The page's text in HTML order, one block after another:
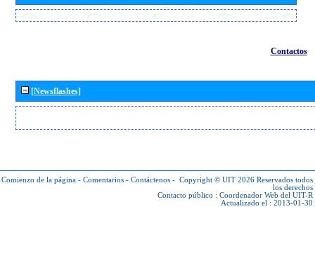
Contactos
[Newsflashes]
Comienzo de la página - Comentarios - Contáctenos - Copyright © UIT 2026 Reservados todos
los derechos
Contacto público : Coordenador Web del UIT-R
Actualizado el : 2013-01-30